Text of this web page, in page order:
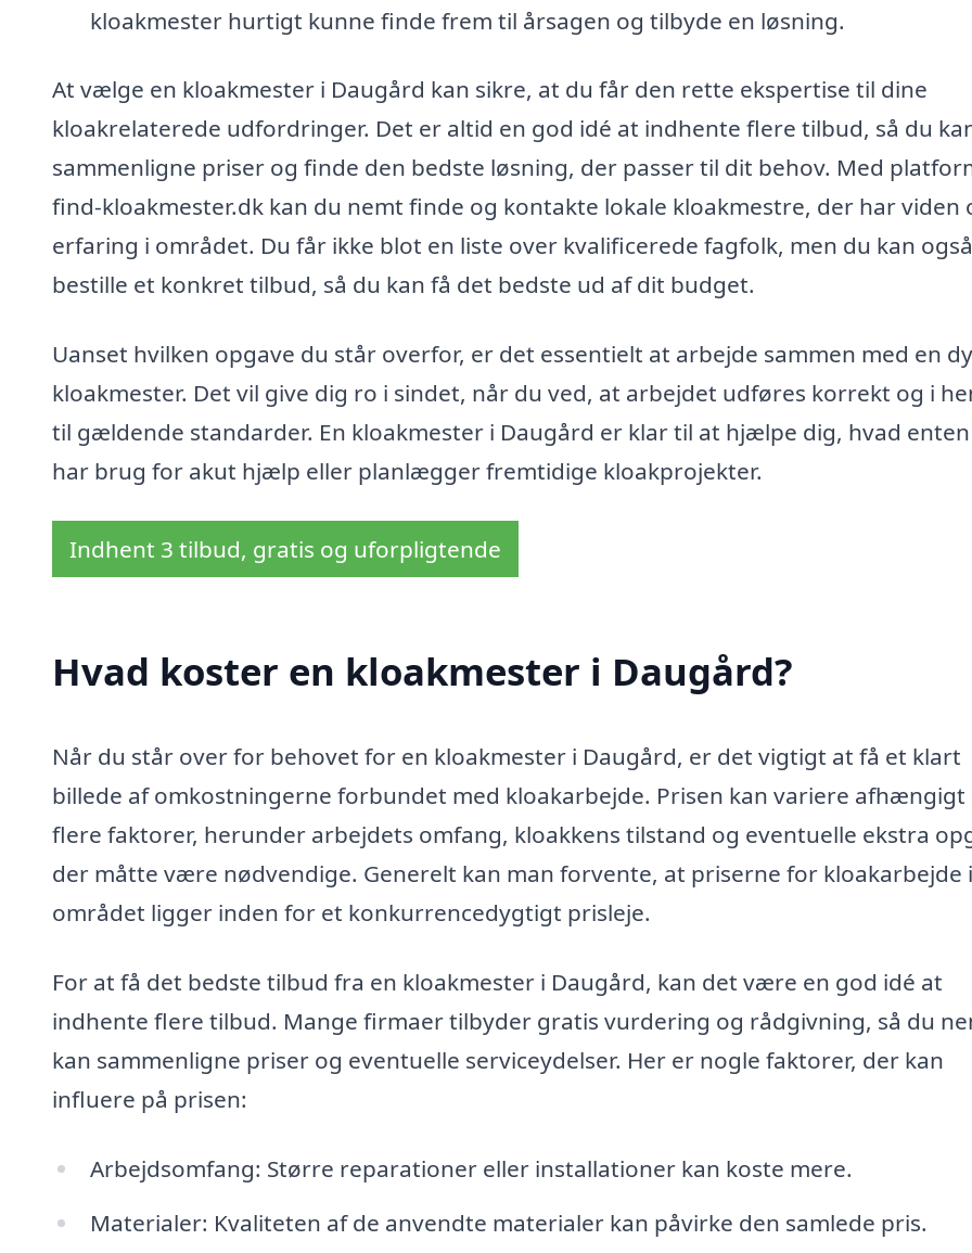
kloakmester hurtigt kunne finde frem til årsagen og tilbyde en løsning.
At vælge en kloakmester i Daugård kan sikre, at du får den rette ekspertise til dine
kloakrelaterede udfordringer. Det er altid en god idé at indhente flere tilbud, så du
sammenligne priser og finde den bedste løsning, der passer til dit behov. Med
find-kloakmester.dk kan du nemt finde og kontakte lokale kloakmestre, der har viden
erfaring i området. Du får ikke blot en liste over kvalificerede fagfolk, men du kan også
bestille et konkret tilbud, så du kan få det bedste ud af dit budget.
Uanset hvilken opgave du står overfor, er det essentielt at arbejde sammen med en
kloakmester. Det vil give dig ro i sindet, når du ved, at arbejdet udføres korrekt og i
til gældende standarder. En kloakmester i Daugård er klar til at hjælpe dig, hvad
har brug for akut hjælp eller planlægger fremtidige kloakprojekter.
Indhent 3 tilbud, gratis og uforpligtende
Hvad koster en kloakmester i Daugård?
Når du står over for behovet for en kloakmester i Daugård, er det vigtigt at få et klart
billede af omkostningerne forbundet med kloakarbejde. Prisen kan variere afhængigt
flere faktorer, herunder arbejdets omfang, kloakkens tilstand og eventuelle ekstra
der måtte være nødvendige. Generelt kan man forvente, at priserne for kloakarbejde i
området ligger inden for et konkurrencedygtigt prisleje.
For at få det bedste tilbud fra en kloakmester i Daugård, kan det være en god idé at
indhente flere tilbud. Mange firmaer tilbyder gratis vurdering og rådgivning, så du
kan sammenligne priser og eventuelle serviceydelser. Her er nogle faktorer, der kan
influere på prisen:
Arbejdsomfang: Større reparationer eller installationer kan koste mere.
Materialer: Kvaliteten af de anvendte materialer kan påvirke den samlede pris.